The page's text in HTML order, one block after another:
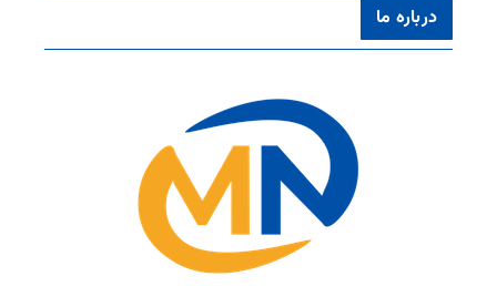
درباره ما